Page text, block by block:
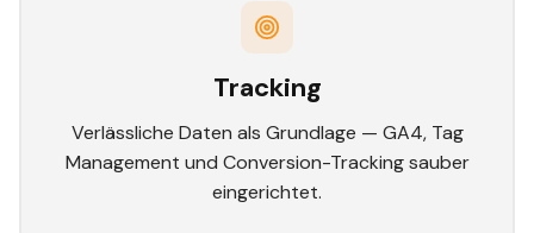
Tracking
Verlässliche Daten als Grundlage — GA4, Tag
Management und Conversion-Tracking sauber
eingerichtet.